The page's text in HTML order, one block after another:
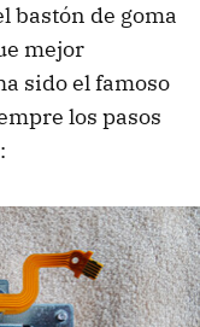
bastón de goma
mejor
sido el famoso
los pasos